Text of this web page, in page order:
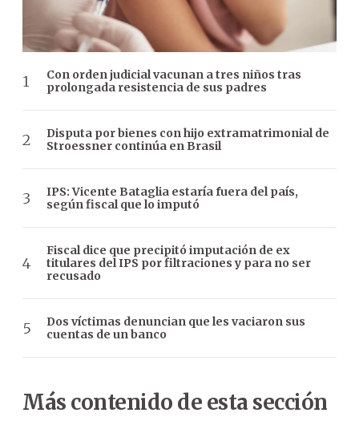
Con orden judicial vacunan a tres niños tras
prolongada resistencia de sus padres
Disputa por bienes con hijo extramatrimonial de
Stroessner continúa en Brasil
IPS: Vicente Bataglia estaría fuera del país,
según fiscal que lo imputó
Fiscal dice que precipitó imputación de ex
titulares del IPS por filtraciones y para no ser
recusado
Dos víctimas denuncian que les vaciaron sus
cuentas de un banco
Más contenido de esta sección